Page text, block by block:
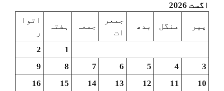
اگست 2026
پیر منگل بدھ
جمعر
ات
جمعہ ہفتہ
اتوا
ر
1
2
3
4
5
6
7
8
9
10
11
12
13
14
15
16